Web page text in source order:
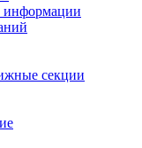
информации
секции